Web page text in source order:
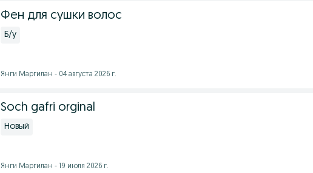
Фен для сушки волос
Б/у
Янги Маргилан - 04 августа 2026 г.
Soch gafri orginal
Новый
Янги Маргилан - 19 июля 2026 г.